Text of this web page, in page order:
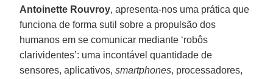
Antoinette Rouvroy, apresenta-nos uma prática que
funciona de forma sutil sobre a propulsão dos
humanos em se comunicar mediante ‘robôs
clarividentes’: uma incontável quantidade de
sensores, aplicativos,smartphones, processadores,